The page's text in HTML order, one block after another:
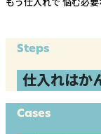
Steps
仕入れはか
Cases